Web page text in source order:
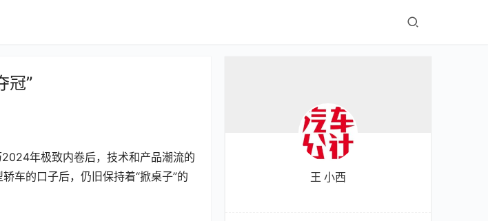
冠”
年极致内卷后，技术和产品潮流的
车的口子后，仍旧保持着“掀桌子”的
王 小西